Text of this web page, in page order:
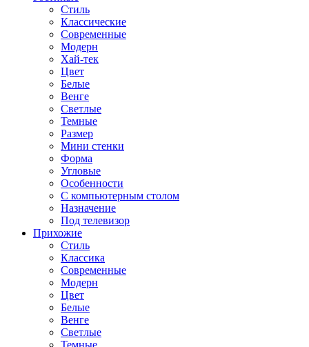
Стиль
Классические
Современные
Модерн
Хай-тек
Цвет
Белые
Венге
Светлые
Темные
Размер
Мини стенки
Форма
Угловые
Особенности
С компьютерным столом
Назначение
Под телевизор
Прихожие
Стиль
Классика
Современные
Модерн
Цвет
Белые
Венге
Светлые
Темные